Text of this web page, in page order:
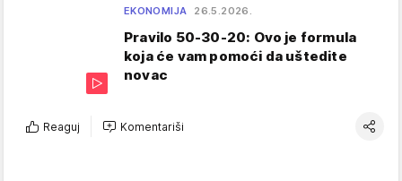
EKONOMIJA 26.5.2026.
Pravilo 50-30-20: Ovo je formula
koja će vam pomoći da uštedite
novac
Reaguj Komentariši